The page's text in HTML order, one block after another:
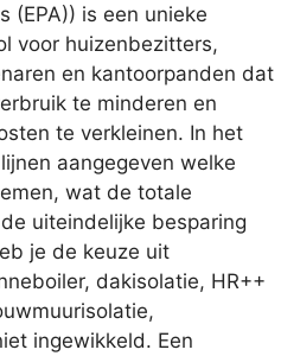
(EPA)) is een unieke
voor huizenbezitters,
en kantoorpanden dat
te minderen en
te verkleinen. In het
aangegeven welke
wat de totale
uiteindelijke besparing
je de keuze uit
dakisolatie, HR++
ingewikkeld. Een